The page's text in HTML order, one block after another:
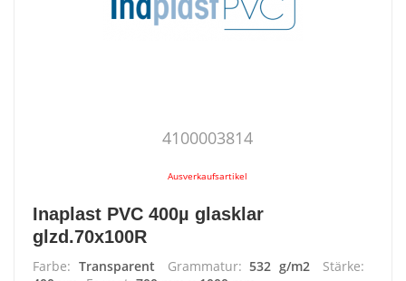
4100003814
Ausverkaufsartikel
Inaplast PVC 400µ glasklar
glzd.70x100R
Farbe: Transparent Grammatur:532 g/m2
Stärke: